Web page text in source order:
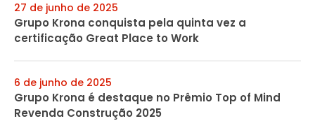
27 de junho de 2025
Grupo Krona conquista pela quinta vez a
certificação Great Place to Work
6 de junho de 2025
Grupo Krona é destaque no Prêmio Top of Mind
Revenda Construção 2025